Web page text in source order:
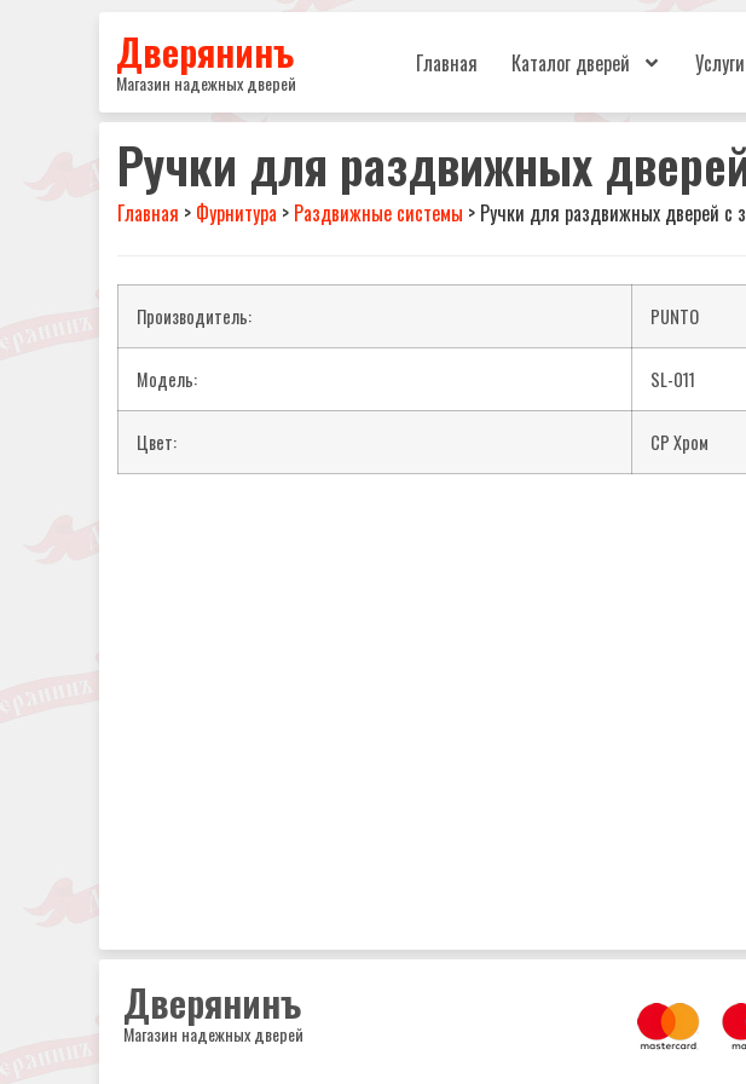
Дверянинъ
Магазин надежных дверей
Главная Каталог дверей Услуги
Ручки для раздвижных
Главная > Фурнитура > Раздвижные системы > Ручки для раздвижных дверей с
Производитель: PUNTO
Модель: SL-011
Цвет: CP Хром
Дверянинъ
Магазин надежных дверей